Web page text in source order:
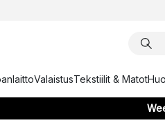
ValaistusTekstiilit & Matot